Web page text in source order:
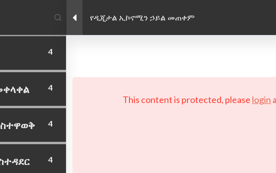
የዲጂታል ኢኮኖሚን ኃይል መጠቀም
4
4
4
4
This content is protected, please login
© Copyright 2026 LAYERTech Software Labs Inc. All rights